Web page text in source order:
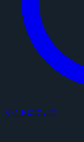
サイトについて